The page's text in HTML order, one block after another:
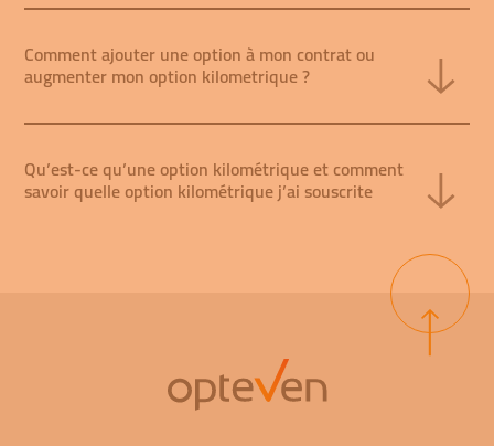
Comment ajouter une option à mon contrat ou
augmenter mon option kilometrique ?
Qu’est-ce qu’une option kilométrique et comment
savoir quelle option kilométrique j’ai souscrite